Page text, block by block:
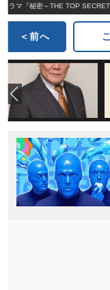
ドラマ『秘密～THE TOP
＜前へ